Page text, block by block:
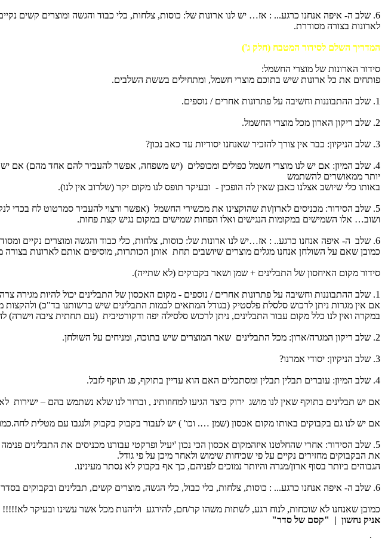
6. שלב ה- איפה אנחנו כרגע... : אז… יש לנו ארונות של: כוסות, צלחות, כלי כבוד והגשה ומוצרים קשים
לארונות בצורה מסודרת.
המדריך השלם לסידור המטבח (חלק ג')
סידור הארונות של מוצרי החשמל:
פותחים את כל ארונות שיש בתוכם מוצרי חשמל, ומתחילים בששת השלבים.
1. שלב ההתבוננות וחשיבה על פתרונות אחרים / נוספים.
2. שלב ריקון הארון מכל מוצרי החשמל.
3. שלב הניקיון: כבר אין צורך להזכיר שאנחנו יסודיות עד כאב נכון?
4. שלב המיון: אם יש לנו מוצרי חשמל כפולים ומכופלים (יש משפחה, אפשר להעביר להם אחד מהם) אם
יותר ממאושרים להשתמש
באותו כלי שיושב אצלנו כאבן שאין לה הופכין - ובעיקר תופס לנו מקום יקר (שלרוב אין לנו).
5. שלב הסידור: מכניסים לארון/ות שהוקצינו את מכשירי החשמל (אפשר ורצוי להעביר סמרטוט לח בכדי לנקותם למקרה שהוכנסו בזמנו .. לא ממש נקיים).
ושוב… אלו השמישים במקומות הנגישים ואלו הפחות שמישים במקום נגיש קצת פחות.
6. שלב ה- איפה אנחנו כרגע.. : אז…יש לנו ארונות של: כוסות, צלחות, כלי כבוד והגשה ומוצרים נקיים ומסודרים להפליא.
כמובן שאם על השולחן אנחנו מגלים מוצרים שיושבים תחת אותן הכותרות, מוסיפים אותם לארונות בצורה
סידור מקום האיחסון של התבלינים + שמן ושאר בקבוקים (לא שתייה).
1. שלב ההתבוננות וחשיבה על פתרונות אחרים / נוספים - מקום האכסון של התבלינים יכול להיות מגירה צרה המיועדת לכך, או לחילופין מגרה רגילה.
אם אין מגרות ניתן לרכוש סלסלת פלסטיק (בגודל המתאים לכמות התבלינים שיש ברשותנו בד"כ)
במקרה ואין לנו כלל מקום עבור התבלינים, ניתן לרכוש סלסילה יפה ודקורטיבית (עם תחתית ציבה וישרה)
2. שלב ריקון המגרה/ארון: מכל התבלינים שאר המוצרים שיש בתוכה, ומניחים על השולחן.
3. שלב הניקיון: יסודי אמרנו?
4. שלב המיון: עוברים תבלין תבלין ומסתכלים האם הוא עדיין בתוקף, פג תוקף לזבל.
אם יש תבלינים בתוקף שאין לנו מושג ירוק כיצד הגיעו למחוזותינ , וברור לנו שלא נשתמש בהם – ישירות
אם יש לנו גם בקבוקים באותו מקום אכסון (שמן …. וכו' ) יש לעבור בקבוק בקבוק ולנגבו עם מטלית
5. שלב הסידור: אחרי שהחלטנו איזהמקום אכסון הכי נכון 'יעיל ופרקטי עבורנו מכניסים את התבלינים פנימה בצורה מסודרת: ניתן לסדר על פי סוגים, גדלים או שכיחות השימוש בהם.
את הבקבוקים מחזירים נקיים על פי שכיחות שימוש ולאחר מיכן על פי גודל.
הגבוהים ביותר בסוף ארון/מגרה והיותר נמוכים לפניהם, כך אף בקבוק לא נסתר מעינינו.
6. שלב ה- איפה אנחנו כרגע... : כוסות, צלחות, כלי כבול, כלי הגשה, מוצרים קשים, תבלינים ובקבוקים בסדר מופתי וניקיון בוהק.
כמובן שאנחנו לא שוכחות, לנוח רגע, לשתות משהו קר/חם, להירגע וליהנות מכל אשר עשינו ובעיקר
אניק נחשון | "קסם של סדר"